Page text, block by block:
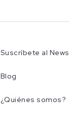
Suscríbete al
Blog
¿Quiénes somos?